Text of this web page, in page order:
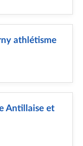
athlétisme
Antillaise et